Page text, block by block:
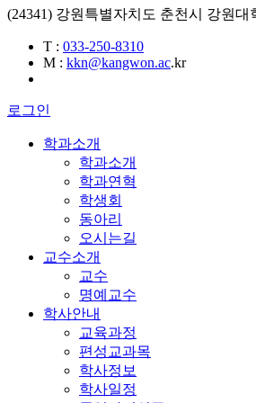
(24341) 강원특별자치도 춘천시 강원
T : 033-250-8310
M : kkn@kangwon.ac.kr
로그인
학과소개
학과소개
학과연혁
학생회
동아리
오시는길
교수소개
교수
명예교수
학사안내
교육과정
편성교과목
학사정보
학사일정